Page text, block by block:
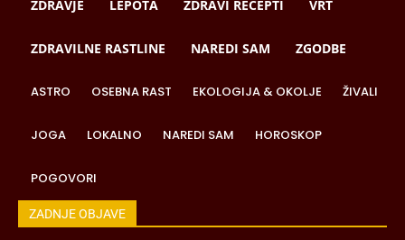
ZDRAVJE
LEPOTA ZDRAVI RECEPTI VRT
ZDRAVILNE RASTLINE NAREDI SAM ZGODBE
ASTRO OSEBNA RAST EKOLOGIJA & OKOLJE ŽIVALI
JOGA LOKALNO NAREDI SAM HOROSKOP
POGOVORI
ZADNJE OBJAVE